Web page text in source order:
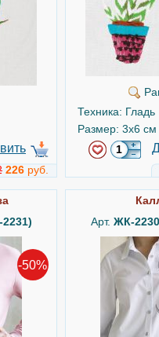
226 руб.
Техника: Гладь
Размер: 3x6 см
-50%
Арт. ЖК-